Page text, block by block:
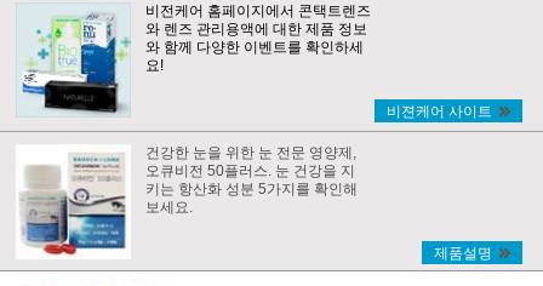
비전케어 홈페이지에서 콘택트렌즈
와 렌즈 관리용액에 대한 제품 정보
와 함께 다양한 이벤트를 확인하세
요!
비젼케어 사이트
건강한 눈을 위한 눈 전문 영양제,
오큐비전 50플러스. 눈 건강을 지
키는 항산화 성분 5가지를 확인해
보세요.
제품설명